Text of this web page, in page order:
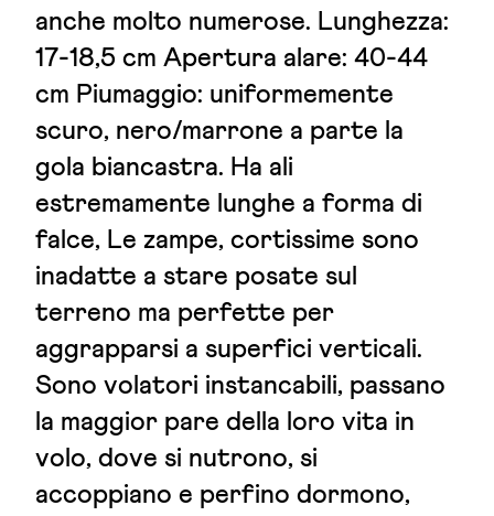
anche molto numerose. Lunghezza:
17-18,5 cm Apertura alare: 40-44
cm Piumaggio: uniformemente
scuro, nero/marrone a parte la
gola biancastra. Ha ali
estremamente lunghe a forma di
falce, Le zampe, cortissime sono
inadatte a stare posate sul
terreno ma perfette per
aggrapparsi a superfici verticali.
Sono volatori instancabili, passano
la maggior pare della loro vita in
volo, dove si nutrono, si
accoppiano e perfino dormono,